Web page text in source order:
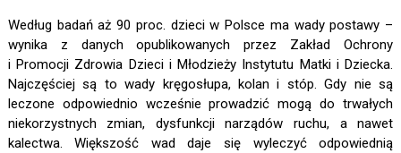
Według badań aż 90 proc. dzieci w Polsce ma wady postawy –
wynika z danych opublikowanych przez Zakład Ochrony
i Promocji Zdrowia Dzieci i Młodzieży Instytutu Matki i Dziecka.
Najczęściej są to wady kręgosłupa, kolan i stóp. Gdy nie są
leczone odpowiednio wcześnie prowadzić mogą do trwałych
niekorzystnych zmian, dysfunkcji narządów ruchu, a nawet
kalectwa. Większość wad daje się wyleczyć odpowiednią